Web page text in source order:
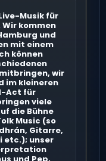
Musik für
kommen
und
mit einem
können
wir
im kleineren
Act für
viele
die Bühne
Music (so
Gitarre,
etc.); unser
und Pep,